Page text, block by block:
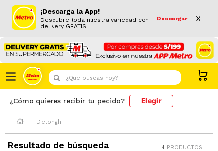
¡Descarga la App!
Descubre toda nuestra variedad con
delivery GRATIS
Descargar X
¿Que buscas hoy?
¿Cómo quieres recibir tu pedido? Elegir
Delonghi
Resultado de búsqueda 4 PRODUCTOS